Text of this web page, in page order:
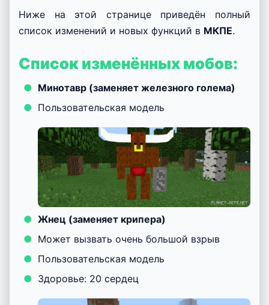
Ниже на этой странице приведён полный
список изменений и новых функций в МКПЕ.
Список изменённых мобов:
Минотавр (заменяет железного голема)
Пользовательская модель
Жнец (заменяет крипера)
Может вызвать очень большой взрыв
Пользовательская модель
Здоровье: 20 сердец